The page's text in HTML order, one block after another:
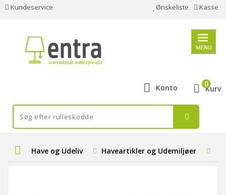
Kundeservice Ønskeliste Kasse
MENU
Konto Kurv
0
Have og Udeliv Haveartikler og Udemiljøer